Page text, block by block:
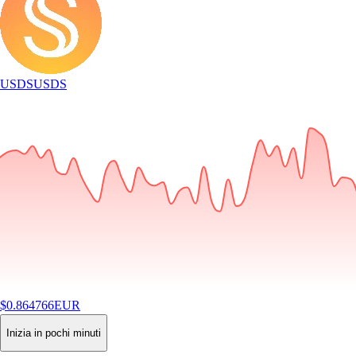
USDSUSDS
$0.864766EUR
-0.01%24H
Buy
Inizia in pochi minuti